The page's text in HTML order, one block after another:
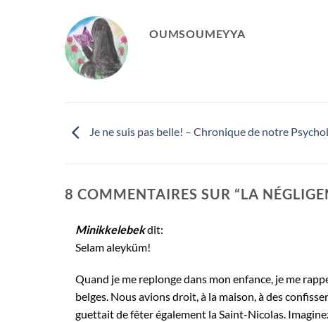
OUMSOUMEYYA
Je ne suis pas belle! – Chronique de notre
8 COMMENTAIRES SUR “LA
Minikkelebekdit:
Selam aleyküm!
Quand je me replonge dans mon enfance, je me
belges. Nous avions droit, à la maison, à des
guettait de fêter également la Saint-Nicolas.